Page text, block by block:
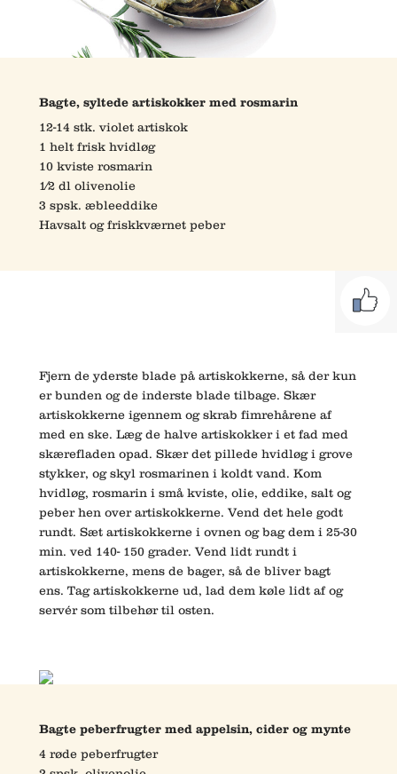
Bagte, syltede artiskokker med rosmarin
12-14 stk. violet artiskok
1 helt frisk hvidløg
10 kviste rosmarin
1⁄2 dl olivenolie
3 spsk. æbleeddike
Havsalt og friskkværnet peber
Fjern de yderste blade på artiskokkerne, så der kun
er bunden og de inderste blade tilbage. Skær
artiskokkerne igennem og skrab fimrehårene af
med en ske. Læg de halve artiskokker i et fad med
skærefladen opad. Skær det pillede hvidløg i grove
stykker, og skyl rosmarinen i koldt vand. Kom
hvidløg, rosmarin i små kviste, olie, eddike, salt og
peber hen over artiskokkerne. Vend det hele godt
rundt. Sæt artiskokkerne i ovnen og bag dem i 25-30
min. ved 140- 150 grader. Vend lidt rundt i
artiskokkerne, mens de bager, så de bliver bagt
ens. Tag artiskokkerne ud, lad dem køle lidt af og
servér som tilbehør til osten.
Bagte peberfrugter med appelsin, cider og mynte
4 røde peberfrugter